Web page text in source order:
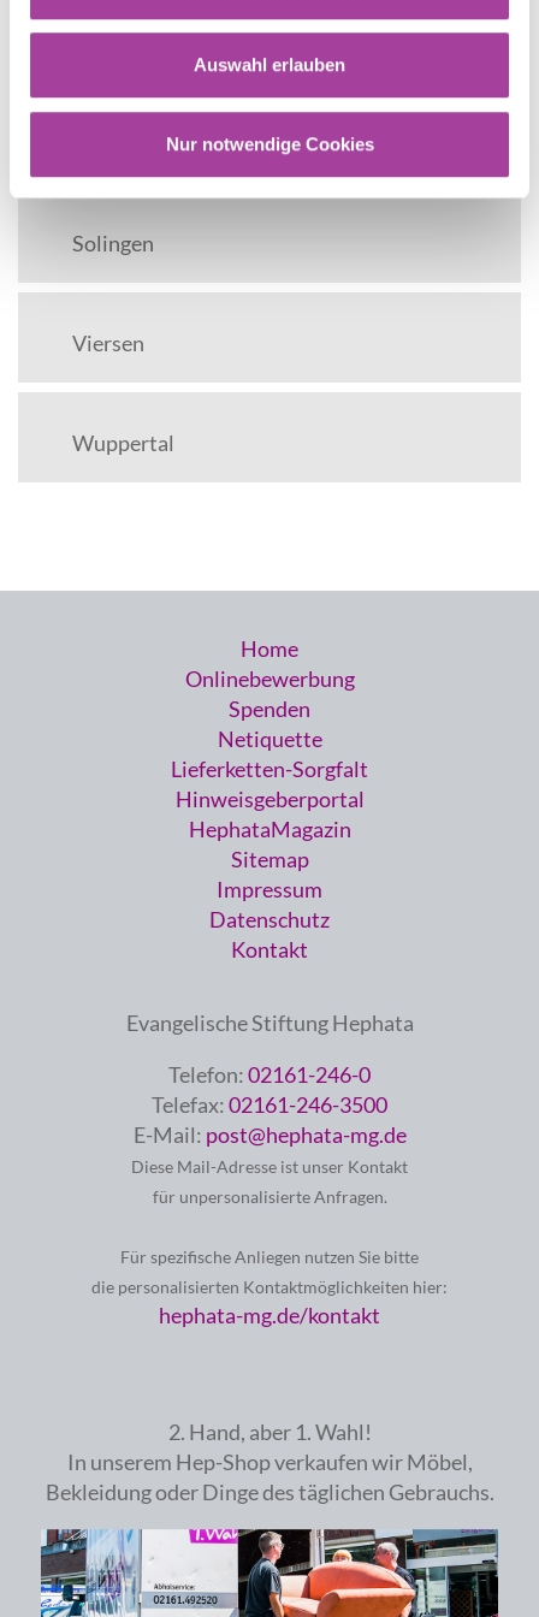
Auswahl erlauben
Nur notwendige Cookies
Rhein-Kreis-Neuss
Rhein-Sieg-Kreis
Solingen
Viersen
Wuppertal
Home
Onlinebewerbung
Spenden
Netiquette
Lieferketten-Sorgfalt
Hinweisgeberportal
HephataMagazin
Sitemap
Impressum
Datenschutz
Kontakt
Evangelische Stiftung Hephata
Telefon:02161-246-0
Telefax:02161-246-3500
E-Mail: post@hephata-mg.de
Diese Mail-Adresse ist unser Kontakt
für unpersonalisierte Anfragen.
Für spezifische Anliegen nutzen Sie bitte
die personalisierten Kontaktmöglichkeiten hier:
hephata-mg.de/kontakt
2. Hand, aber 1. Wahl!
In unserem Hep-Shop verkaufen wir Möbel,
Bekleidung oder Dinge des täglichen Gebrauchs.